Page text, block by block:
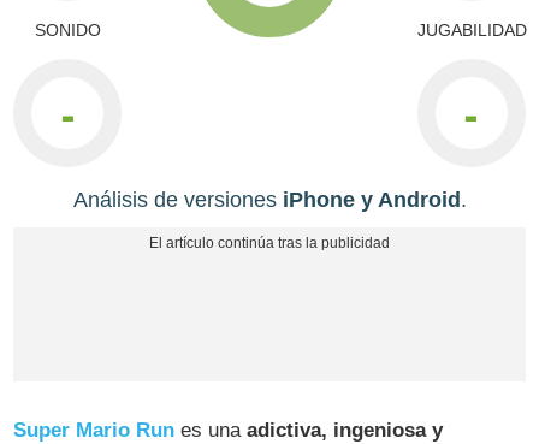
SONIDO
-
JUGABILIDAD
-
Análisis de versiones iPhone y Android .
Super Mario Run es unaadictiva, ingeniosa y